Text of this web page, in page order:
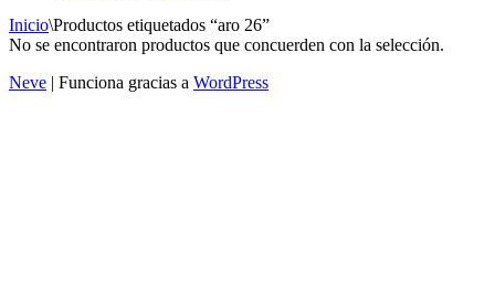
Inicio\Productos etiquetados “aro 26”
No se encontraron productos que concuerden con la selección.
Neve | Funciona gracias a WordPress